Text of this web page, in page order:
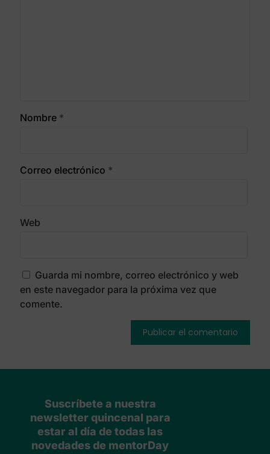
Nombre *
Correo electrónico *
Web
Guarda mi nombre, correo electrónico y web
en este navegador para la próxima vez que
comente.
Suscríbete a nuestra
newsletter quincenal para
estar al día de todas las
novedades de mentorDay